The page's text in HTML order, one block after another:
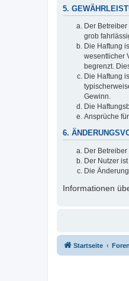
5.
Der
grob
Die Haftung
wesentlicher
begrenzt.
Die Haftung
Gewinn.
Die
Ansprüche
6.
Der
Der Nutzer
Die
Informationen
Startseite